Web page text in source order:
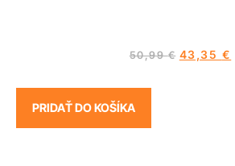
50,99€ 43,35 €
PRIDAŤ DO KOŠÍKA